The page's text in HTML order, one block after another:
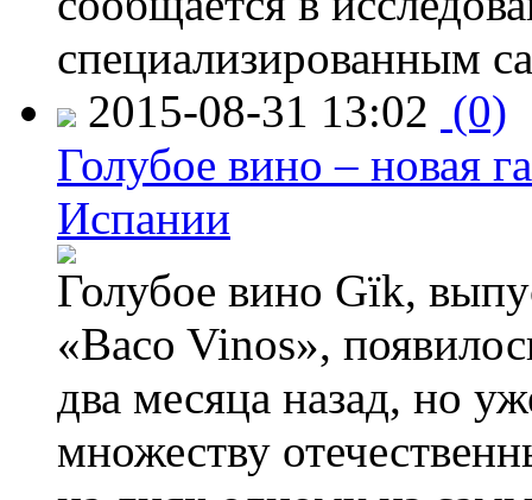
специализированным
2015-08-31 13:02 (0)
Голубое вино – новая
Испании
Голубое вино Gïk,
«Baco Vinos»,
два месяца назад, но
множеству